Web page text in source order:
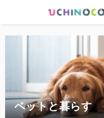
ペットと暮らす